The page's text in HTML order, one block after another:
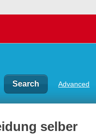
Advanced
selber